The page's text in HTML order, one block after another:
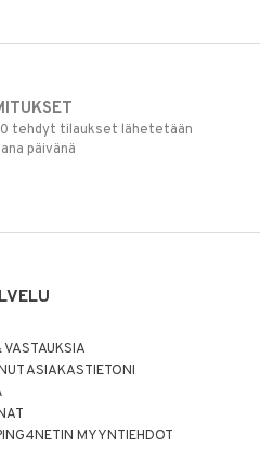
tehdyt tilaukset lähetetään
päivänä
ASIAKASTIETONI
MYYNTIEHDOT